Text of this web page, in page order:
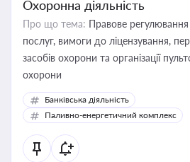
Охоронна діяльність
Про що тема: Правове
послуг, вимоги до ліцензування,
засобів охорони та організації
охорони
Банківська діяльність
Паливно-енергетичний комплекс